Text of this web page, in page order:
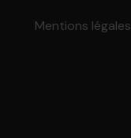
Mentions légales